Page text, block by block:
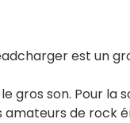
est un
gros son. Pour la
amateurs de rock